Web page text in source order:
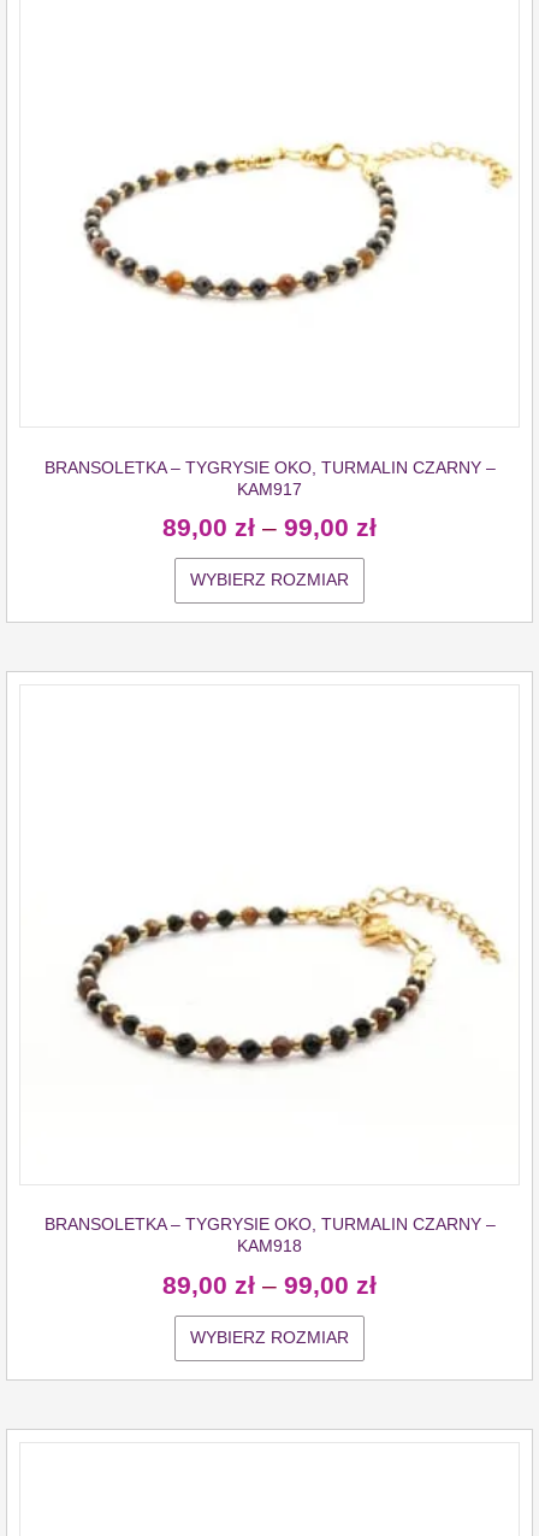
BRANSOLETKA – TYGRYSIE OKO, TURMALIN CZARNY –
KAM917
89,00 zł – 99,00 zł
WYBIERZ ROZMIAR
BRANSOLETKA – TYGRYSIE OKO, TURMALIN CZARNY –
KAM918
89,00 zł – 99,00 zł
WYBIERZ ROZMIAR